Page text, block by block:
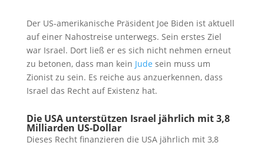
Der US-amerikanische Präsident Joe Biden ist aktuell
auf einer Nahostreise unterwegs. Sein erstes Ziel
war Israel. Dort ließ er es sich nicht nehmen erneut
zu betonen, dass man kein Jude sein muss um
Zionist zu sein. Es reiche aus anzuerkennen, dass
Israel das Recht auf Existenz hat.
Die USA unterstützen Israel jährlich mit 3,8
Milliarden US-Dollar
Dieses Recht finanzieren die USA jährlich mit 3,8